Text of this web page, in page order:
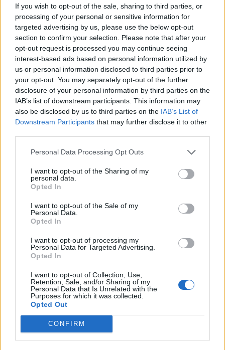
If you wish to opt-out of the sale, sharing to third parties, or
processing of your personal or sensitive information for
targeted advertising by us, please use the below opt-out
section to confirm your selection. Please note that after your
opt-out request is processed you may continue seeing
interest-based ads based on personal information utilized by
us or personal information disclosed to third parties prior to
your opt-out. You may separately opt-out of the further
disclosure of your personal information by third parties on the
IAB’s list of downstream participants. This information may
also be disclosed by us to third parties on the IAB’s List of
Downstream Participants that may further disclose it to other
Personal Data Processing Opt Outs
I want to opt-out of the Sharing of my
personal data.
Opted In
I want to opt-out of the Sale of my
Personal Data.
Opted In
I want to opt-out of processing my
Personal Data for Targeted Advertising.
Opted In
I want to opt-out of Collection, Use,
Retention, Sale, and/or Sharing of my
Personal Data that Is Unrelated with the
Purposes for which it was collected.
Opted Out
CONFIRM
Interazione dell’utente: vengono analizzate le interazioni degli
utenti per distinguere tra il traffico di bot e quello umano. Valuta
il modo in cui gli utenti interagiscono con dispositivi quali touch
screen, tastiere e mouse, identificando i bot attraverso la loro
mancanza di interazione o modelli di utilizzo anomali.
Comportamento dell’utente:monitora il comportamento dei
visitatori sul vostro sito web per identificare schemi insoliti che
possono indicare la presenza di bot.
Classificazione dei rischi:fornisce una classificazione del traffico
a basso, medio o alto rischio di tipo deterministico e utilizzabile,
sulla base delle anomalie rilevate durante la valutazione.
Content Protector è più di un semplice strumento di sicurezza, è una
risorsa preziosa per le aziende“,afferma Rupesh Chokshi, SVP e GM
Application Security di Akamai
Proteggendo le risorse digitali dagli
attacchi di web scraping, la soluzione impedisce alla concorrenza di
sotto quotare le vostre offerte, migliora le performance dei siti per
mantenere i clienti coinvolti e protegge il brand dalle contraffazioni.
crescere il business digitale in tutta sicurezza“.
Condividi questo articolo:
E-mail LinkedIn Facebook
Mastodon Telegram WhatsApp
Stampa Altro